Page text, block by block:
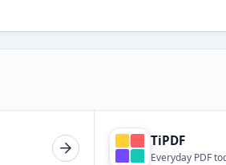
TiPDF
Everyday PDF